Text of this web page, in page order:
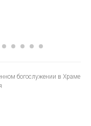
богослужении в Храме